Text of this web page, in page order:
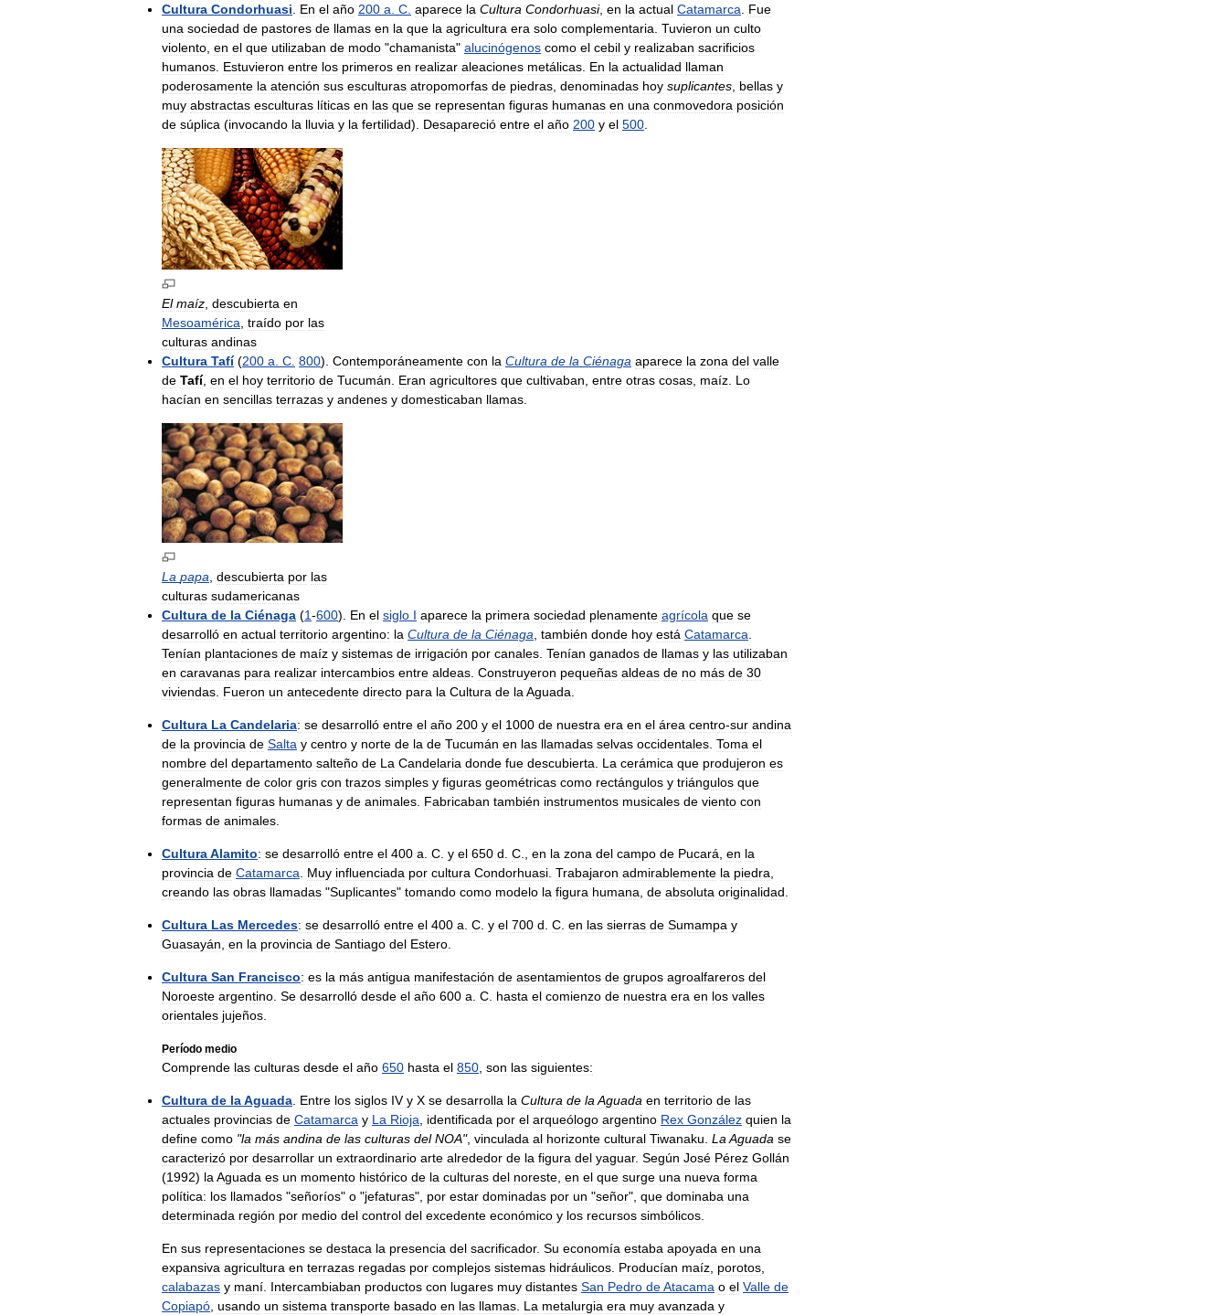
Cultura Condorhuasi En el año 200 a C aparece la Cultura Condorhuasi, en la actual Catamarca
Fue
una sociedad de pastores de llamas en la que la agricultura era solo complementaria Tuvieron un culto
violento en el que utilizaban de modo "chamanista" alucinógenos como el cebil y realizaban sacrificios
humanos Estuvieron entre los primeros en realizar aleaciones metálicas En la actualidad llaman
poderosamente la atención sus esculturas atropomorfas de piedras denominadas hoy suplicantes bellas y
muy abstractas esculturas líticas en las que se representan figuras humanas en una conmovedora posición
de súplica (invocando la lluvia y la fertilidad). Desapareció entre el año 200 y el 500
El maíz descubierta en
Mesoamérica traído por las
culturas andinas
Cultura Tafí(200 a C 800). Contemporáneamente con la Cultura de la Ciénaga aparece la zona del valle
de Tafí, en el hoy territorio de Tucumán Eran agricultores que cultivaban entre otras cosas maíz Lo
hacían en sencillas terrazas y andenes y domesticaban llamas
La papa, descubierta por las
culturas sudamericanas
Cultura de la Ciénaga (1-600). En el siglo I aparece la primera sociedad plenamente agrícola que se
desarrolló en actual territorio argentino: la Cultura de la Ciénaga, también donde hoy está Catamarca.
Tenían plantaciones de maíz y sistemas de irrigación por canales. Tenían ganados de llamas y las utilizaban
en caravanas para realizar intercambios entre aldeas. Construyeron pequeñas aldeas de no más de 30
viviendas. Fueron un antecedente directo para la Cultura de laAguada.
Cultura La Candelaria: se desarrolló entre el año 200 y el 1000 de nuestra era en el área centro-sur andina
de la provincia de Salta y centro y norte de la de Tucumán en las llamadas selvas occidentales. Toma el
nombre del departamento salteño de La Candelaria donde fue descubierta. La cerámica que produjeron es
generalmente de color gris con trazos simples y figuras geométricas como rectángulos y triángulos que
representan figuras humanas y de animales. Fabricaban también instrumentos musicales de viento con
formas de animales.
CulturaAlamito: se desarrolló entre el 400 a. C. y el 650 d. C., en la zona del campo de Pucará, en la
provincia de Catamarca. Muy influenciada por cultura Condorhuasi. Trabajaron admirablemente la piedra,
creando las obras llamadas "Suplicantes" tomando como modelo la figura humana, de absoluta originalidad.
Cultura Las Mercedes: se desarrolló entre el 400 a. C. y el 700 d. C. en las sierras de Sumampa y
Guasayán, en la provincia de Santiago del Estero.
Cultura San Francisco: es la más antigua manifestación de asentamientos de grupos agroalfareros del
Noroeste argentino. Se desarrolló desde el año 600 a. C. hasta el comienzo de nuestra era en los valles
orientales jujeños.
Período medio
Comprende las culturas desde el año 650 hasta el 850, son las siguientes:
Cultura de laAguada. Entre los siglos IV y X se desarrolla la Cultura de laAguada en territorio de las
actuales provincias de Catamarca y La Rioja, identificada por el arqueólogo argentino Rex González quien la
define como "la más andina de las culturas del NOA", vinculada al horizonte cultural Tiwanaku. LaAguada se
caracterizó por desarrollar un extraordinario arte alrededor de la figura del yaguar. Según José Pérez Gollán
(1992) laAguada es un momento histórico de la culturas del noreste, en el que surge una nueva forma
política: los llamados "señoríos" o "jefaturas", por estar dominadas por un "señor", que dominaba una
determinada región por medio del control del excedente económico y los recursos simbólicos.
En sus representaciones se destaca la presencia del sacrificador. Su economía estaba apoyada en una
expansiva agricultura en terrazas regadas por complejos sistemas hidráulicos. Producían maíz, porotos,
calabazas y maní. Intercambiaban productos con lugares muy distantes San Pedro deAtacama o el Valle de
Copiapó, usando un sistema transporte basado en las llamas. La metalurgia era muy avanzada y